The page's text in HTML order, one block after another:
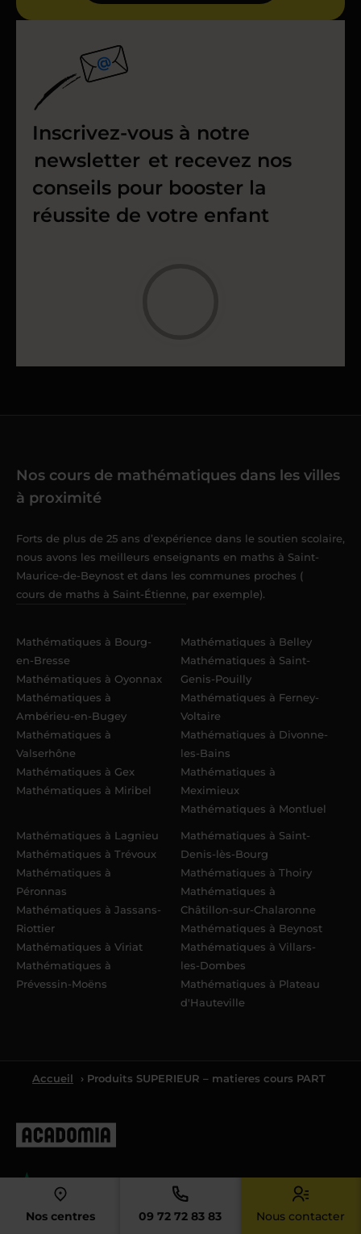
Nos centres 09 72 72 83 83 Nous contacter
Inscrivez-vous à notre
newsletter et recevez nos
conseils pour booster la
réussite de votre enfant
Nos cours de mathématiques dans les villes
à proximité
Forts de plus de 25 ans d’expérience dans le soutien scolaire,
nous avons les meilleurs enseignants en maths à Saint-
Maurice-de-Beynost et dans les communes proches (
cours de maths à Saint-Étienne, par exemple).
Mathématiques à Bourg-
en-Bresse
Mathématiques à Oyonnax
Mathématiques à
Ambérieu-en-Bugey
Mathématiques à
Valserhône
Mathématiques à Gex
Mathématiques à Miribel
Mathématiques à Belley
Mathématiques à Saint-
Genis-Pouilly
Mathématiques à Ferney-
Voltaire
Mathématiques à Divonne-
les-Bains
Mathématiques à
Meximieux
Mathématiques à Montluel
Mathématiques à Lagnieu
Mathématiques à Trévoux
Mathématiques à
Péronnas
Mathématiques à Jassans-
Riottier
Mathématiques à Viriat
Mathématiques à
Prévessin-Moëns
Mathématiques à Saint-
Denis-lès-Bourg
Mathématiques à Thoiry
Mathématiques à
Châtillon-sur-Chalaronne
Mathématiques à Beynost
Mathématiques à Villars-
les-Dombes
Mathématiques à Plateau
d'Hauteville
Accueil › Produits SUPERIEUR – matieres cours PART
4.4
4.4/5 sur la base de
8061avis